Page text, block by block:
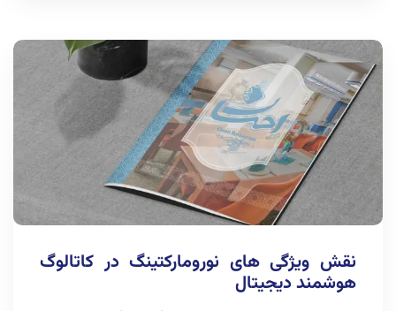
نقش ویژگی های نورومارکتینگ در کاتالوگ
هوشمند دیجیتال